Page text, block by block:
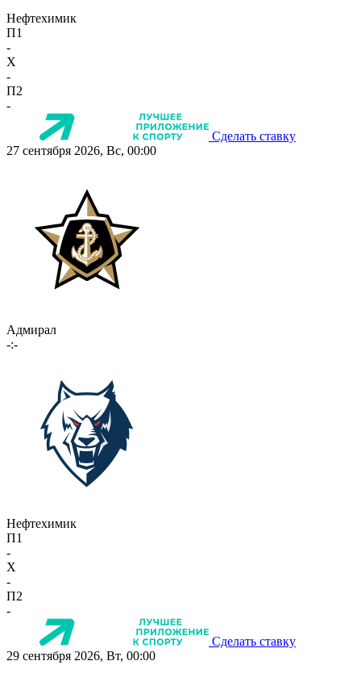
Нефтехимик
П1
-
X
-
П2
-
Сделать ставку
27 сентября 2026, Вс, 00:00
Адмирал
-:-
Нефтехимик
П1
-
X
-
П2
-
Сделать ставку
29 сентября 2026, Вт, 00:00